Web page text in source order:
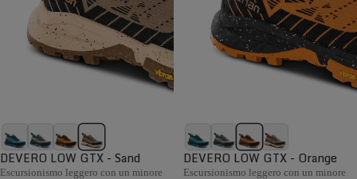
DEVERO LOW GTX - Sand
Escursionismo leggero con un minore
DEVERO LOW GTX - Orange
Escursionismo leggero con un minore